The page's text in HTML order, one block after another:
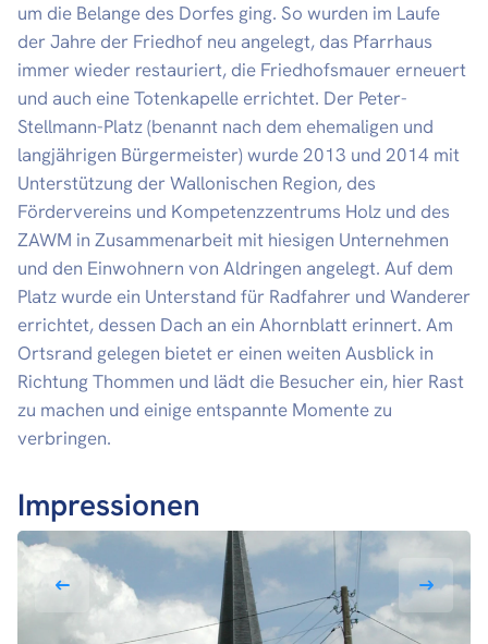
um die Belange des Dorfes ging. So wurden im Laufe
der Jahre der Friedhof neu angelegt, das Pfarrhaus
immer wieder restauriert, die Friedhofsmauer erneuert
und auch eine Totenkapelle errichtet. Der Peter-
Stellmann-Platz (benannt nach dem ehemaligen und
langjährigen Bürgermeister) wurde 2013 und 2014 mit
Unterstützung der Wallonischen Region, des
Fördervereins und Kompetenzzentrums Holz und des
ZAWM in Zusammenarbeit mit hiesigen Unternehmen
und den Einwohnern von Aldringen angelegt. Auf dem
Platz wurde ein Unterstand für Radfahrer und Wanderer
errichtet, dessen Dach an ein Ahornblatt erinnert. Am
Ortsrand gelegen bietet er einen weiten Ausblick in
Richtung Thommen und lädt die Besucher ein, hier Rast
zu machen und einige entspannte Momente zu
verbringen.
Impressionen